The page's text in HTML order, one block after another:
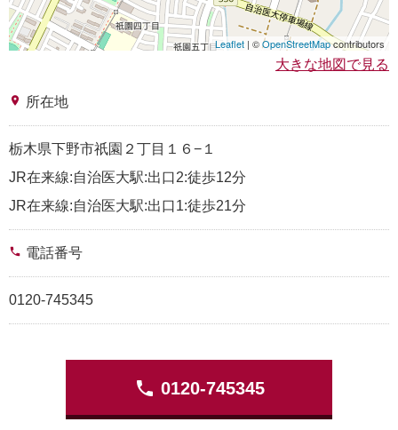
Leaflet | ©OpenStreetMapcontributors
大きな地図で見る
place 所在地
栃木県下野市祇園２丁目１６−１
JR在来線:自治医大駅:出口2:徒歩12分
JR在来線:自治医大駅:出口1:徒歩21分
phone 電話番号
0120-745345
phone 0120-745345